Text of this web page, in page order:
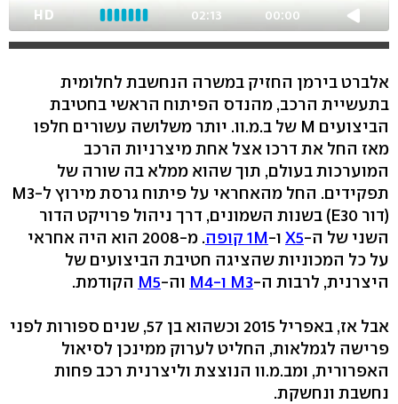
00:00
02:13
HD
אלברט בירמן החזיק במשרה הנחשבת לחלומית
בתעשיית הרכב, מהנדס הפיתוח הראשי בחטיבת
הביצועים M של ב.מ.וו. יותר משלושה עשורים חלפו
מאז החל את דרכו אצל אחת מיצרניות הרכב
המוערכות בעולם, תוך שהוא ממלא בה שורה של
תפקידים. החל מהאחראי על פיתוח גרסת מירוץ ל-M3
(דור E30) בשנות השמונים, דרך ניהול פרויקט הדור
השני של ה-X5 ו-1M קופה
. מ-2008 הוא היה אחראי
על כל המכוניות שהציגה חטיבת הביצועים של
היצרנית, לרבות ה-M3 ו-M4 וה-M5 הקודמת.
אבל אז, באפריל 2015 וכשהוא בן 57, שנים ספורות לפני
פרישה לגמלאות, החליט לערוק ממינכן לסיאול
האפרורית, ומב.מ.וו הנוצצת וליצרנית רכב פחות
נחשבת ונחשקת.